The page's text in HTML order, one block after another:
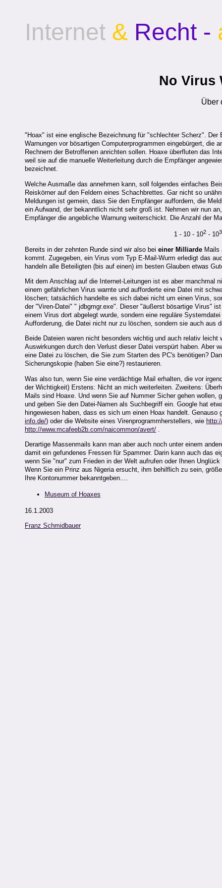
Internet & Recht -
No Virus
Über
"Hoax" ist eine englische Bezeichnung für "schlechter Scherz".
Warnungen vor bösartigen Computerprogrammen eingebürgert, die
Rechnern der Betroffenen anrichten sollen. Hoaxe überfluten das
weil sie auf die manuelle Weiterleitung durch die Empfänger
bezeichnet.
Welche Ausmaße das annehmen kann, soll folgendes einfaches
Reiskörner auf den Feldern eines Schachbrettes. Gar nicht so
Meldungen ist gemein, dass Sie den Empfänger auffordern, die
ein Aufwand, der bekanntlich nicht sehr groß ist. Nehmen wir nun
Empfänger die angebliche Warnung weiterschickt. Die Anzahl der
1 - 10 - 102 - 103
Bereits in der zehnten Runde sind wir also bei einer Milliarde Mails
kommt. Zugegeben, ein Virus vom Typ E-Mail-Wurm erledigt das
handeln alle Beteiligten (bis auf einen) im besten Glauben etwas
Mit dem Anschlag auf die Internet-Leitungen ist es aber manchmal
einem gefährlichen Virus warnte und aufforderte eine Datei mit
löschen; tatsächlich handelte es sich dabei nicht um einen Virus,
der "Viren-Datei" " jdbgmgr.exe". Dieser "äußerst bösartige Virus"
einem Virus dort abgelegt wurde, sondern eine reguläre
Aufforderung, die Datei nicht nur zu löschen, sondern sie auch
Beide Dateien waren nicht besonders wichtig und auch relativ
Auswirkungen durch den Verlust dieser Datei verspürt haben. Aber
eine Datei zu löschen, die Sie zum Starten des PC's benötigen?
Sicherungskopie (haben Sie eine?) restaurieren.
Was also tun, wenn Sie eine verdächtige Mail erhalten, die vor
der Wichtigkeit) Erstens: Nicht an mich weiterleiten. Zweitens:
Mails sind Hoaxe. Und wenn Sie auf Nummer Sicher gehen
und geben Sie den Datei-Namen als Suchbegriff ein. Google hat
hingewiesen haben, dass es sich um einen Hoax handelt.
info.de/) oder die Website eines Virenprogrammherstellers, wie
http://www.mcafeeb2b.com/naicommon/avert/
Derartige Massenmails kann man aber auch noch unter einem
damit ein gefundenes Fressen für Spammer. Darin kann auch das
wenn Sie "nur" zum Frieden in der Welt aufrufen oder Ihnen
Wenn Sie ein Prinz aus Nigeria ersucht, ihm behilflich zu sein,
Ihre Kontonummer bekanntgeben....
Museum of Hoaxes
16.1.2003
Franz Schmidbauer